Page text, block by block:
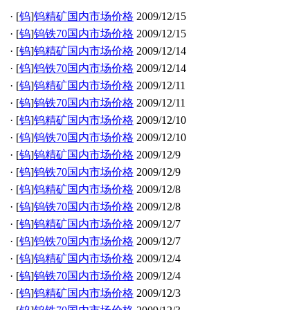
· [钨]钨精矿国内市场价格 2009/12/15
· [钨]钨铁70国内市场价格 2009/12/15
· [钨]钨精矿国内市场价格 2009/12/14
· [钨]钨铁70国内市场价格 2009/12/14
· [钨]钨精矿国内市场价格 2009/12/11
· [钨]钨铁70国内市场价格 2009/12/11
· [钨]钨精矿国内市场价格 2009/12/10
· [钨]钨铁70国内市场价格 2009/12/10
· [钨]钨精矿国内市场价格 2009/12/9
· [钨]钨铁70国内市场价格 2009/12/9
· [钨]钨精矿国内市场价格 2009/12/8
· [钨]钨铁70国内市场价格 2009/12/8
· [钨]钨精矿国内市场价格 2009/12/7
· [钨]钨铁70国内市场价格 2009/12/7
· [钨]钨精矿国内市场价格 2009/12/4
· [钨]钨铁70国内市场价格 2009/12/4
· [钨]钨精矿国内市场价格 2009/12/3